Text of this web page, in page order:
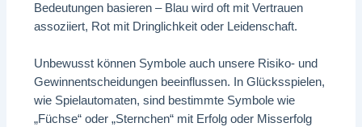
Bedeutungen basieren – Blau wird oft mit Vertrauen
assoziiert, Rot mit Dringlichkeit oder Leidenschaft.
Unbewusst können Symbole auch unsere Risiko- und
Gewinnentscheidungen beeinflussen. In Glücksspielen,
wie Spielautomaten, sind bestimmte Symbole wie
„Füchse“ oder „Sternchen“ mit Erfolg oder Misserfolg